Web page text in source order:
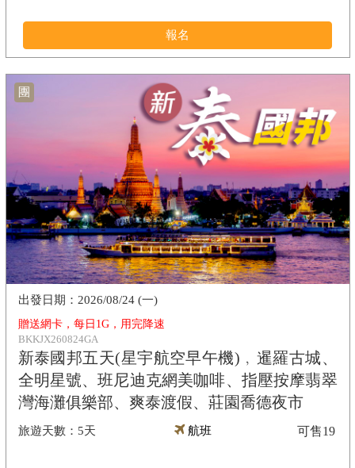
報名
團
贈送網卡，每日1G，用完降速
BKKJX260824GA
新泰國邦五天(星宇航空早午機)﹐暹羅古城、
全明星號、班尼迪克網美咖啡、指壓按摩翡翠
灣海灘俱樂部、爽泰渡假、莊園喬德夜市
5天
2026/08/24 (一)
航班 可售19